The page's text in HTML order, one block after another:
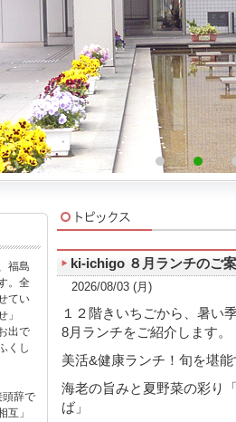
福島
。全
てい
」
出で
くし
頭辞で
互」
ki-ichigo ８月ランチのご
2026/08/03 (月)
１２階きいちごから、暑い
8月ランチをご紹介します。
美活&健康ランチ！旬を堪
海老の旨みと夏野菜の彩り
ば」